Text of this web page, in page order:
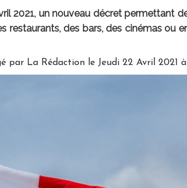
2021, un nouveau décret permettant
restaurants, des bars, des cinémas ou
par La Rédaction le Jeudi 22 Avril 2021 à